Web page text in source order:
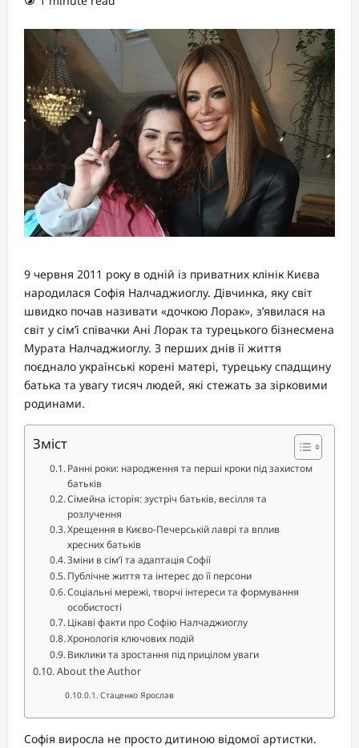
9 червня 2011 року в одній із приватних клінік Києва
народилася Софія Налчаджиоглу. Дівчинка, яку світ
швидко почав називати «дочкою Лорак», з’явилася на
світ у сім’ї співачки Ані Лорак та турецького бізнесмена
Мурата Налчаджиоглу. З перших днів її життя
поєднало українські корені матері, турецьку спадщину
батька та увагу тисяч людей, які стежать за зірковими
родинами.
Зміст
Ранні роки: народження та перші кроки під захистом
батьків
Сімейна історія: зустріч батьків, весілля та
розлучення
Хрещення в Києво-Печерській лаврі та вплив
хресних батьків
Зміни в сім’ї та адаптація Софії
Публічне життя та інтерес до її персони
Соціальні мережі, творчі інтереси та формування
особистості
Цікаві факти про Софію Налчаджиоглу
Хронологія ключових подій
Виклики та зростання під прицілом уваги
About the Author
Стаценко Ярослав
Софія виросла не просто дитиною відомої артистки.